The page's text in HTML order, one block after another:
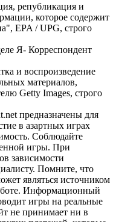
републикация и
которое содержит
EPA / UPG, строго
Я- Корреспондент
и воспроизведение
материалов,
Getty Images, строго
предназначены для
в азартных играх
Соблюдайте
игры. При
зависимости
Помните, что
являться источником
Информационный
игры на реальные
не принимает ни в